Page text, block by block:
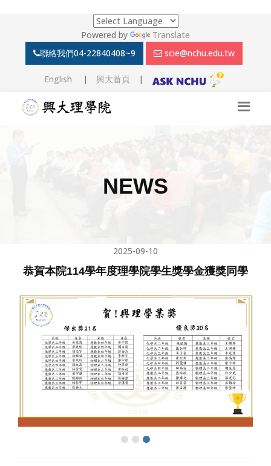
Powered by
Translate
聯絡我們04-22840408~9 scie@nchu.edu.tw
English | 興大首頁|
NEWS
2025-09-10
恭賀本院114學年度理學院學生獎學金獲獎同學